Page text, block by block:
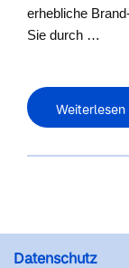
erhebliche
Sie durch …
Weiterlesen
Datenschutz